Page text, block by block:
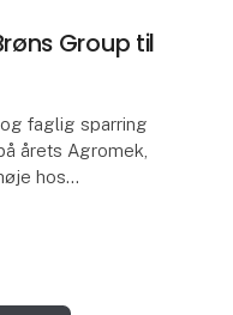
Group til
faglig sparring
årets Agromek,
hos